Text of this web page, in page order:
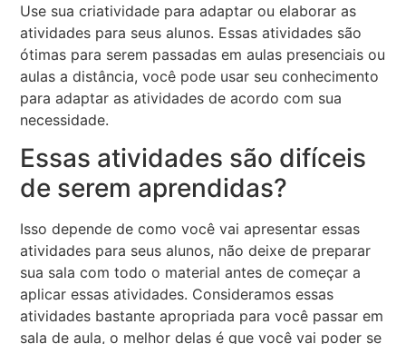
Use sua criatividade para adaptar ou elaborar as
atividades para seus alunos. Essas atividades são
ótimas para serem passadas em aulas presenciais ou
aulas a distância, você pode usar seu conhecimento
para adaptar as atividades de acordo com sua
necessidade.
Essas atividades são difíceis
de serem aprendidas?
Isso depende de como você vai apresentar essas
atividades para seus alunos, não deixe de preparar
sua sala com todo o material antes de começar a
aplicar essas atividades. Consideramos essas
atividades bastante apropriada para você passar em
sala de aula, o melhor delas é que você vai poder se